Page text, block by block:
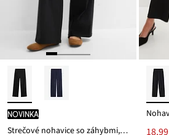
novinka
Strečové nohavice so záhybmi, z bengalínu